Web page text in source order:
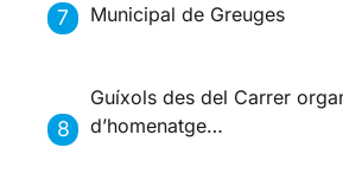
Municipal de Greuges
Guíxols des del Carrer
d’homenatge…